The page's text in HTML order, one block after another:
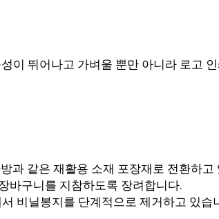
이 뛰어나고 가벼울 뿐만 아니라 로고
과 같은 재활용 소재 포장재로 전환하고
바구니를 지참하도록 장려합니다.
비닐봉지를 단계적으로 제거하고 있습